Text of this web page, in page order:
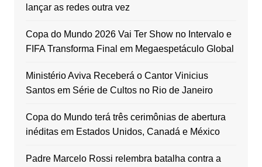
lançar as redes outra vez
Copa do Mundo 2026 Vai Ter Show no Intervalo e
FIFA Transforma Final em Megaespetáculo Global
Ministério Aviva Receberá o Cantor Vinicius
Santos em Série de Cultos no Rio de Janeiro
Copa do Mundo terá três cerimônias de abertura
inéditas em Estados Unidos, Canadá e México
Padre Marcelo Rossi relembra batalha contra a